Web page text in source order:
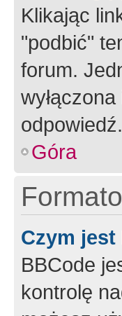
Klikając
"podbić"
forum.
Góra
Czym jest
BBCode
kontrolę